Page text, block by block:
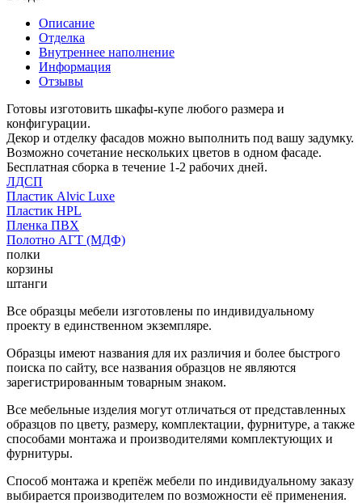
Описание
Отделка
Внутреннее наполнение
Информация
Отзывы
Готовы изготовить шкафы-купе любого размера и
конфигурации.
Декор и отделку фасадов можно выполнить под вашу задумку.
Возможно сочетание нескольких цветов в одном фасаде.
Бесплатная сборка в течение 1-2 рабочих дней.
ЛДСП
Пластик Alvic Luxe
Пластик HPL
Пленка ПВХ
Полотно АГТ (МДФ)
полки
корзины
штанги
Все образцы мебели изготовлены по индивидуальному
проекту в единственном экземпляре.
Образцы имеют названия для их различия и более быстрого
поиска по сайту, все названия образцов не являются
зарегистрированным товарным знаком.
Все мебельные изделия могут отличаться от представленных
образцов по цвету, размеру, комплектации, фурнитуре, а также
способами монтажа и производителями комплектующих и
фурнитуры.
Способ монтажа и крепёж мебели по индивидуальному заказу
выбирается производителем по возможности её применения.